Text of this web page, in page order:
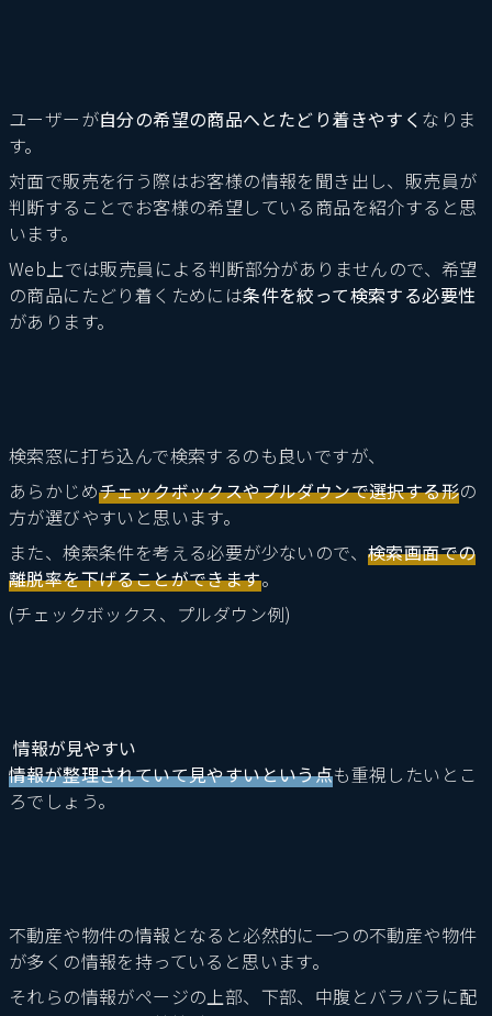
ユーザーが自分の希望の商品へとたどり着きやすく なりま
す。
対面で販売を行う際はお客様の情報を聞き出し、販売員が
判断することでお客様の希望している商品を紹介すると思
います。
Web上では販売員による判断部分がありませんので、希望
の商品にたどり着くためには条件を絞って検索する必要性
があります。
検索窓に打ち込んで検索するのも良いですが、
あらかじめチェックボックスやプルダウンで選択する形の
方が選びやすいと思います。
また、検索条件を考える必要が少ないので、 検索画面での
離脱率を下げることができます。
(チェックボックス、プルダウン例)
情報が見やすい
情報が整理されていて見やすいという点も重視したいとこ
ろでしょう。
不動産や物件の情報となると必然的に一つの不動産や物件
が多くの情報を持っていると思います。
それらの情報がページの上部、下部、中腹とバラバラに配